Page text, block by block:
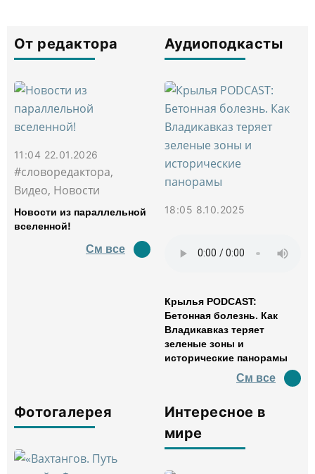
От редактора
11:04 22.01.2026
#словоредактора,
Видео, Новости
Новости из параллельной
вселенной!
См все
Аудиоподкасты
18:05 8.10.2025
Крылья PODCAST:
Бетонная болезнь. Как
Владикавказ теряет
зеленые зоны и
исторические панорамы
См все
Фотогалерея
Интересное в
мире